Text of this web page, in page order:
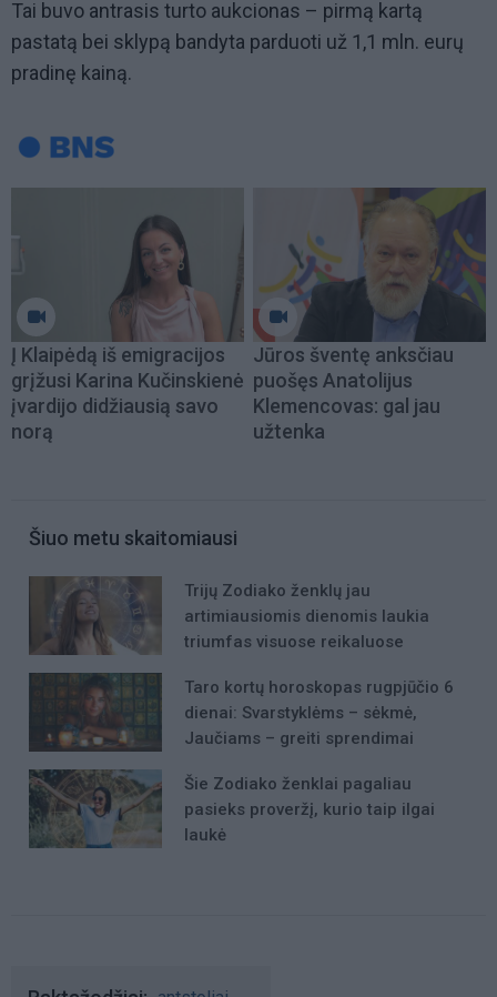
Tai buvo antrasis turto aukcionas – pirmą kartą
pastatą bei sklypą bandyta parduoti už 1,1 mln. eurų
pradinę kainą.
Į Klaipėdą iš emigracijos
grįžusi Karina Kučinskienė
įvardijo didžiausią savo
norą
Jūros šventę anksčiau
puošęs Anatolijus
Klemencovas: gal jau
užtenka
Šiuo metu skaitomiausi
Trijų Zodiako ženklų jau
artimiausiomis dienomis laukia
triumfas visuose reikaluose
Taro kortų horoskopas rugpjūčio 6
dienai: Svarstyklėms – sėkmė,
Jaučiams – greiti sprendimai
Šie Zodiako ženklai pagaliau
pasieks proveržį, kurio taip ilgai
laukė